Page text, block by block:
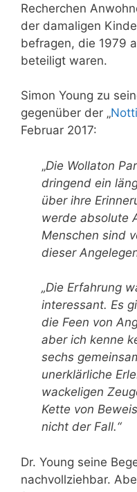
Recherchen
der damaligen
befragen, die 1979
beteiligt waren.
Simon Young zu
gegenüber der „
Februar 2017:
„Die Wollaton
dringend ein
über ihre
werde absolute
Menschen sind
dieser
„Die Erfahrung
interessant. Es
die Feen von
aber ich kenne
sechs
unerklärliche
wackeligen
Kette von
nicht der Fall.“
Dr. Young seine
nachvollziehbar.